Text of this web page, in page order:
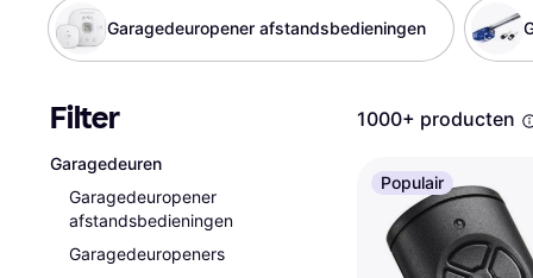
Kruidvat
Garagedeuropener afstandsbedieningen
Filter
Garagedeuren
Garagedeuropener
afstandsbedieningen
Garagedeuropeners
1000+ producten
Populair